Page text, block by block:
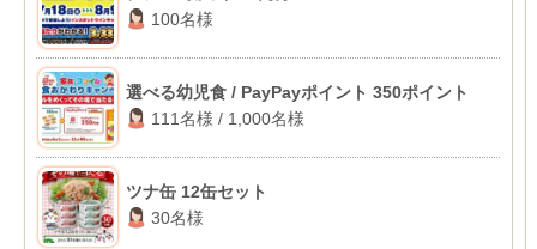
100名様
選べる幼児食 / PayPayポイント 350ポイント
111名様 / 1,000名様
ツナ缶 12缶セット
30名様